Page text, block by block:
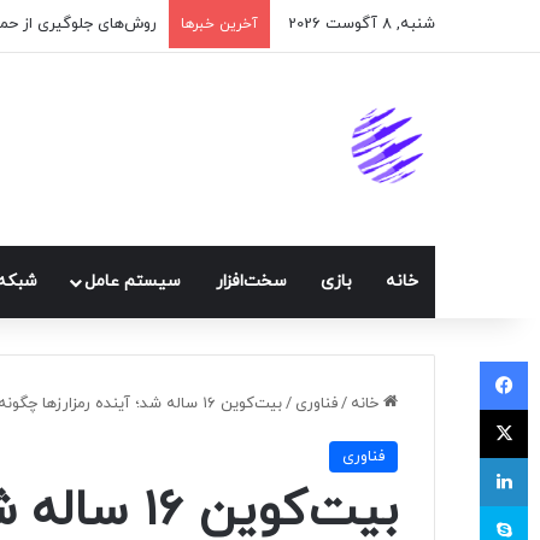
شنبه, 8 آگوست 2026 آخرین خبرها اپلیکیشن پیام‌رسان
خانه بازی سخت‌افزار سيستم عامل
خانه /فناوری /بیت‌کوین‌ ۱۶ ساله شد؛ آینده رمزارزها چگونه خواهد بود؟
فناوری
بیت‌کوین‌
فیسبوک